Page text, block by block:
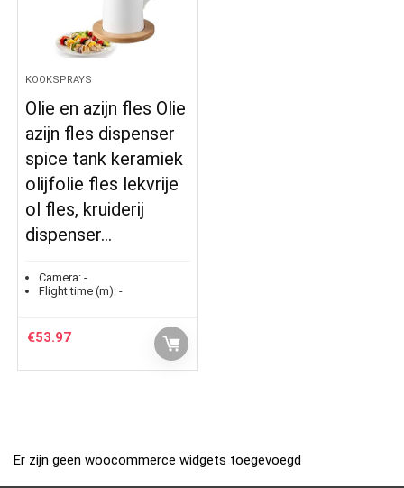
KOOKSPRAYS
Olie en azijn fles Olie
azijn fles dispenser
spice tank keramiek
olijfolie fles lekvrije
ol fles, kruiderij
dispenser…
Camera: -
Flight time (m): -
€53.97
Er zijn geen woocommerce widgets toegevoegd